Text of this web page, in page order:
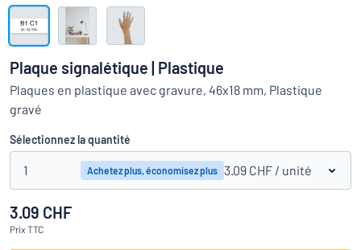
ne parvenez pas à trouver ce que vous cherchez ? À vous de
Montrer toutes les catégories
Demande
devis
Se
connecter
Service
clients
/ Entreprise
Français
Plaque signalétique | Plastique
Plaques en plastique avec gravure, 46x18 mm, Plastique
gravé
Sélectionnez la quantité
1 Achetez plus, économisez plus 3.09 CHF / unité
3.09 CHF
PrixTTC